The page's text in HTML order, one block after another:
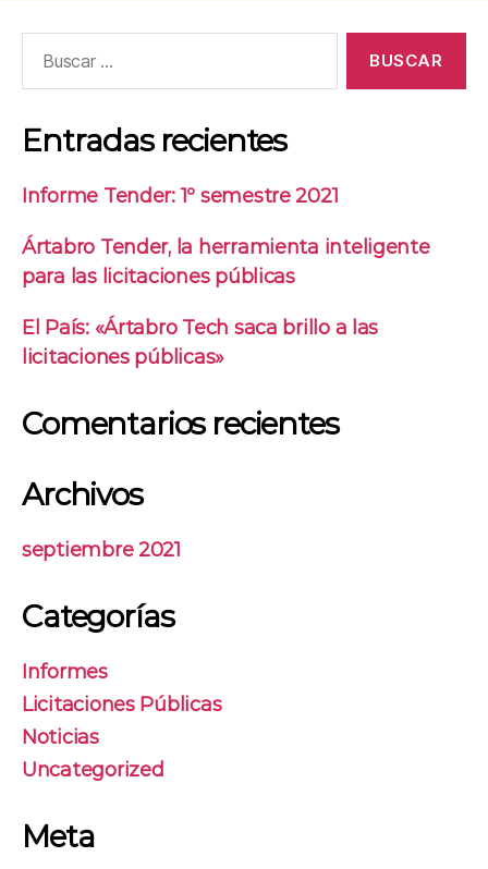
Entradas recientes
Informe Tender: 1º semestre 2021
Ártabro Tender, la herramienta inteligente
para las licitaciones públicas
El País: «Ártabro Tech saca brillo a las
licitaciones públicas»
Comentarios recientes
Archivos
septiembre 2021
Categorías
Informes
Licitaciones Públicas
Noticias
Uncategorized
Meta